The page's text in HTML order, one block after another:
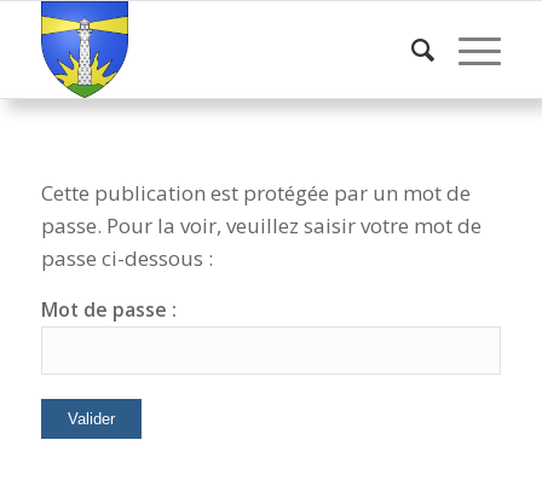
Cette publication est protégée par un mot de
passe. Pour la voir, veuillez saisir votre mot de
passe ci-dessous :
Mot de passe :